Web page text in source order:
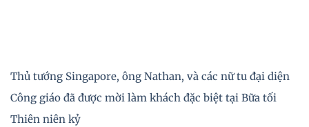
Thủ tướng Singapore, ông Nathan, và các nữ tu đại diện
Công giáo đã được mời làm khách đặc biệt tại Bữa tối
Thiên niên kỷ